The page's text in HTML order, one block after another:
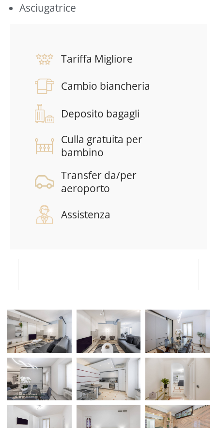
Asciugatrice
Tariffa Migliore
Cambio biancheria
Deposito bagagli
Culla gratuita per
bambino
Transfer da/per
aeroporto
Assistenza